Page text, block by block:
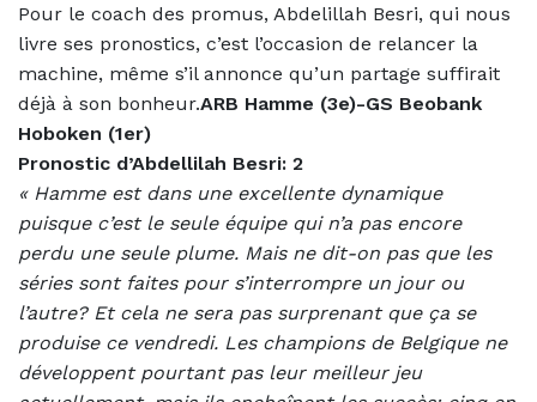
Pour le coach des promus, Abdelillah Besri, qui nous
livre ses pronostics, c’est l’occasion de relancer la
machine, même s’il annonce qu’un partage suffirait
déjà à son bonheur.ARB Hamme (3e)-GS Beobank
Hoboken (1er)
Pronostic d’Abdellilah Besri: 2
« Hamme est dans une excellente dynamique
puisque c’est le seule équipe qui n’a pas encore
perdu une seule plume. Mais ne dit-on pas que les
séries sont faites pour s’interrompre un jour ou
l’autre? Et cela ne sera pas surprenant que ça se
produise ce vendredi. Les champions de Belgique ne
développent pourtant pas leur meilleur jeu